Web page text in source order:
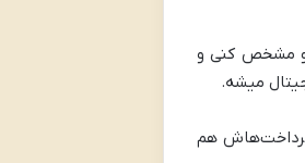
رو مشخص کنی و
هم